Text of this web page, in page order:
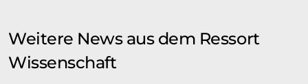
Weitere News aus dem Ressort
Wissenschaft